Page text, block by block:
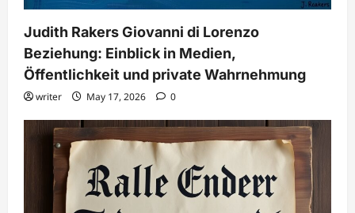
Judith Rakers Giovanni di Lorenzo
Beziehung: Einblick in Medien,
Öffentlichkeit und private Wahrnehmung
writer May 17, 2026 0